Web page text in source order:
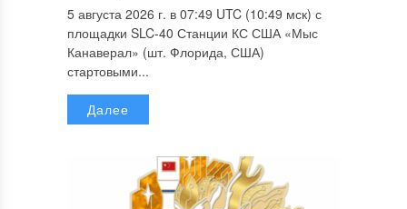
5 августа 2026 г. в 07:49 UTC (10:49 мск) с
площадки SLC-40 Станции КС США «Мыс
Канаверал» (шт. Флорида, США)
стартовыми...
Далее